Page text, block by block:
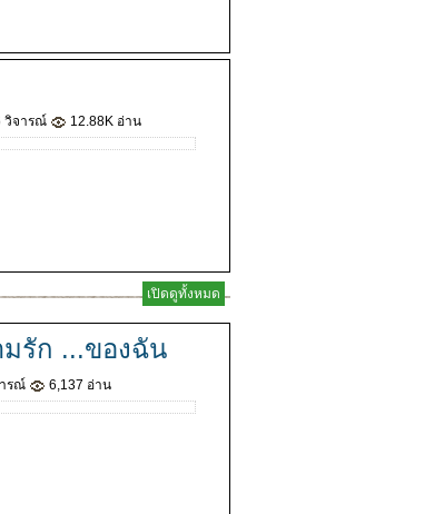
วิจารณ์ 12.88K อ่าน
เปิดดูทั้งหมด
รัก ...ของฉัน
รณ์ 6,137 อ่าน